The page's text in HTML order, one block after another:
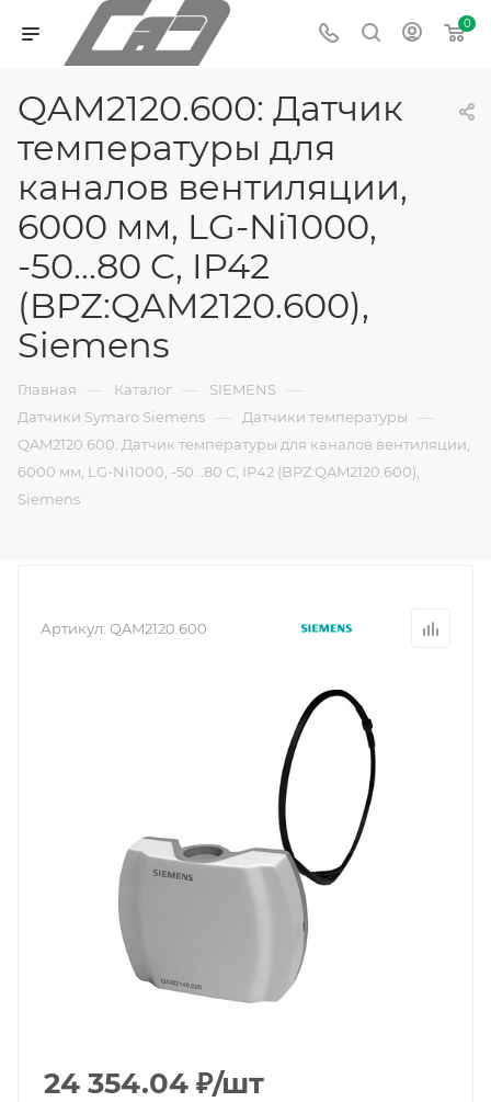
0
QAM2120.600: Датчик
температуры для
каналов вентиляции,
6000 мм, LG-Ni1000,
-50...80 C, IP42
(BPZ:QAM2120.600),
Siemens
Главная — Каталог — SIEMENS —
Датчики Symaro Siemens — Датчики температуры —
QAM2120.600: Датчик температуры для каналов вентиляции,
6000 мм, LG-Ni1000, -50...80 C, IP42 (BPZ:QAM2120.600),
Siemens
Артикул: QAM2120.600
24 354.04 ₽/шт